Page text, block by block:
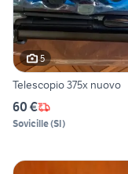
5
Telescopio 375x nuovo
60 €
Sovicille(SI)